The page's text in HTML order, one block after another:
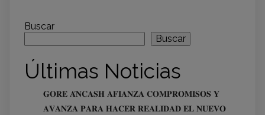
Buscar
Buscar
Últimas Noticias
𝐆𝐎𝐑𝐄 𝐀́𝐍𝐂𝐀𝐒𝐇 𝐀𝐅𝐈𝐀𝐍𝐙𝐀 𝐂𝐎𝐌𝐏𝐑𝐎𝐌𝐈𝐒𝐎𝐒 𝐘
𝐀𝐕𝐀𝐍𝐙𝐀 𝐏𝐀𝐑𝐀 𝐇𝐀𝐂𝐄𝐑 𝐑𝐄𝐀𝐋𝐈𝐃𝐀𝐃 𝐄𝐋 𝐍𝐔𝐄𝐕𝐎